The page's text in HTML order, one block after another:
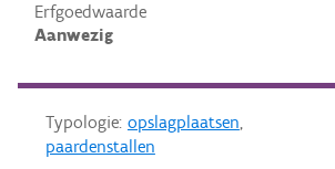
Erfgoedwaarde
Aanwezig
Typologie: opslagplaatsen,
paardenstallen